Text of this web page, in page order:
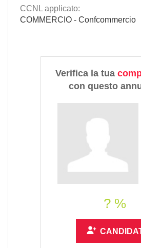
CCNL applicato:
COMMERCIO - Confcommercio
Verifica la tua
con questo
? %